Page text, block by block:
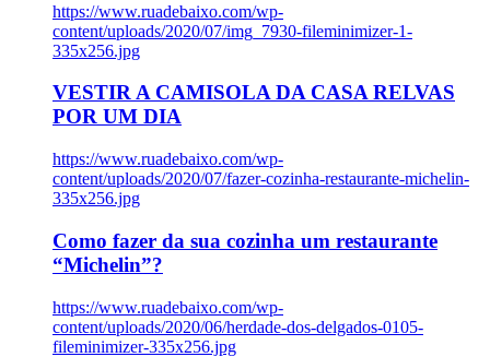
https://www.ruadebaixo.com/wp-
content/uploads/2020/07/img_7930-fileminimizer-1-
335x256.jpg
VESTIR A CAMISOLA DA CASA RELVAS
POR UM DIA
https://www.ruadebaixo.com/wp-
content/uploads/2020/07/fazer-cozinha-restaurante-michelin-
335x256.jpg
Como fazer da sua cozinha um restaurante
“Michelin”?
https://www.ruadebaixo.com/wp-
content/uploads/2020/06/herdade-dos-delgados-0105-
fileminimizer-335x256.jpg